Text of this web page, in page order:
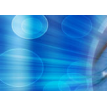
to
contentvinivida.lk